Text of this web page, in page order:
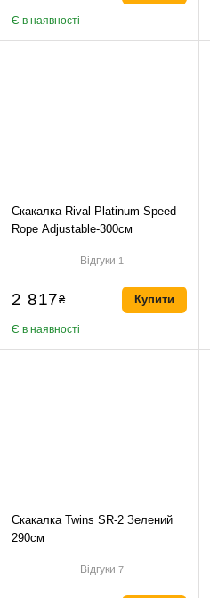
Є в наявності
Скакалка Rival Platinum Speed
Rope Adjustable-300см
Відгуки 1
2 817₴
Є в наявності
Купити
Скакалка Twins SR-2 Зелений
290см
Відгуки7